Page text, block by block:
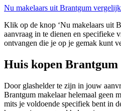
Nu makelaars uit Brantgum
Klik op de knop ‘Nu makelaars uit
aanvraag in te dienen en specifieke
ontvangen die je op je gemak kunt
Huis kopen Brantgum
Door glashelder te zijn in jouw
Brantgum makelaar helemaal geen
mits je voldoende specifiek bent in